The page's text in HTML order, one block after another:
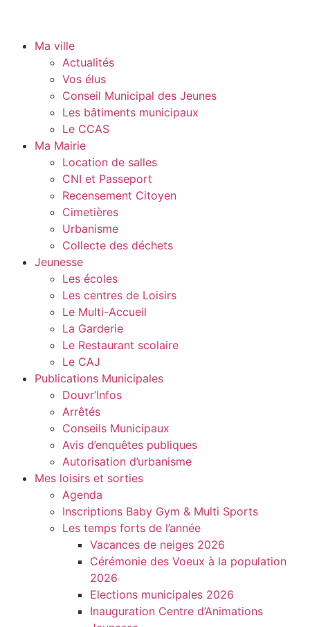
Ma ville
Actualités
Vos élus
Conseil Municipal des Jeunes
Les bâtiments municipaux
Le CCAS
Ma Mairie
Location de salles
CNI et Passeport
Recensement Citoyen
Cimetières
Urbanisme
Collecte des déchets
Jeunesse
Les écoles
Les centres de Loisirs
Le Multi-Accueil
La Garderie
Le Restaurant scolaire
Le CAJ
Publications Municipales
Douvr’Infos
Arrêtés
Conseils Municipaux
Avis d’enquêtes publiques
Autorisation d’urbanisme
Mes loisirs et sorties
Agenda
Inscriptions Baby Gym & Multi Sports
Les temps forts de l’année
Vacances de neiges 2026
Cérémonie des Voeux à la population
2026
Elections municipales 2026
Inauguration Centre d’Animations